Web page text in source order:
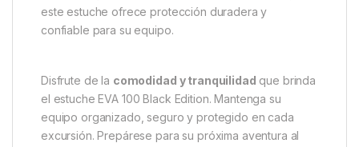
Versatilidad
también sirve paraotros pequeños artículos de
exterior. Puede almacenar hornillos compactos,
linternas frontales, navajas de bolsillo,
multiherramientas y más.